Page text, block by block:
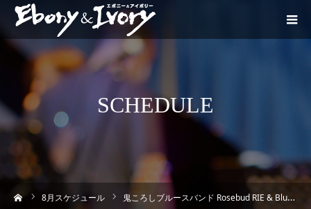
SCHEDULE
8月スケジュール 鬼ころしブルースバンド Rosebud RIE & Blues Blood